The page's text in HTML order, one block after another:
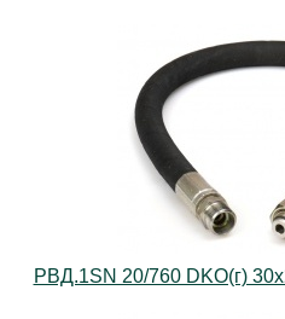
РВД.1SN 20/760 DKO(г)